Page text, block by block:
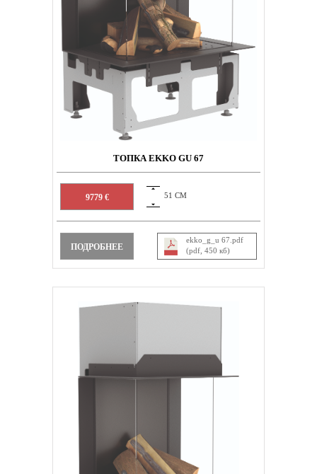
ТОПКА EKKO GU 67
9779 € 51 СМ
ПОДРОБНЕЕ
ekko_g_u 67.pdf
(pdf, 450 кб)